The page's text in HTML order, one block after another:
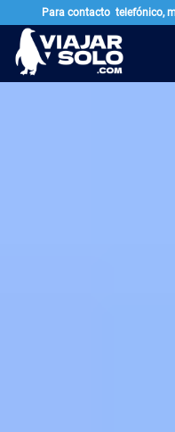
Ir al contenido principal
Para contacto telefónico,